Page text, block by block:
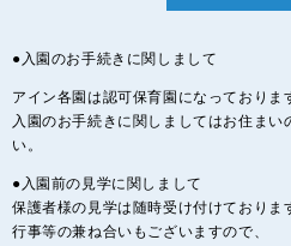
●入園のお手続きに関しまして
アイン各園は認可保育園になっておりま
入園のお手続きに関しましてはお住まい
い。
●入園前の見学に関しまして
保護者様の見学は随時受け付けておりま
行事等の兼ね合いもございますので、